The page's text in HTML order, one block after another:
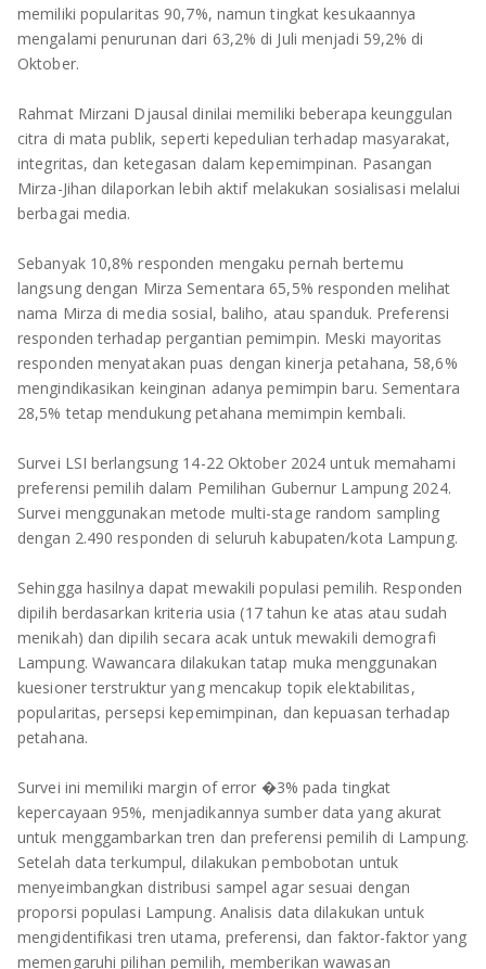
memiliki popularitas 90,7%, namun tingkat kesukaannya
mengalami penurunan dari 63,2% di Juli menjadi 59,2% di
Oktober.
Rahmat Mirzani Djausal dinilai memiliki beberapa keunggulan
citra di mata publik, seperti kepedulian terhadap masyarakat,
integritas, dan ketegasan dalam kepemimpinan. Pasangan
Mirza-Jihan dilaporkan lebih aktif melakukan sosialisasi melalui
berbagai media.
Sebanyak 10,8% responden mengaku pernah bertemu
langsung dengan Mirza Sementara 65,5% responden melihat
nama Mirza di media sosial, baliho, atau spanduk. Preferensi
responden terhadap pergantian pemimpin. Meski mayoritas
responden menyatakan puas dengan kinerja petahana, 58,6%
mengindikasikan keinginan adanya pemimpin baru. Sementara
28,5% tetap mendukung petahana memimpin kembali.
Survei LSI berlangsung 14-22 Oktober 2024 untuk memahami
preferensi pemilih dalam Pemilihan Gubernur Lampung 2024.
Survei menggunakan metode multi-stage random sampling
dengan 2.490 responden di seluruh kabupaten/kota Lampung.
Sehingga hasilnya dapat mewakili populasi pemilih. Responden
dipilih berdasarkan kriteria usia (17 tahun ke atas atau sudah
menikah) dan dipilih secara acak untuk mewakili demografi
Lampung. Wawancara dilakukan tatap muka menggunakan
kuesioner terstruktur yang mencakup topik elektabilitas,
popularitas, persepsi kepemimpinan, dan kepuasan terhadap
petahana.
Survei ini memiliki margin of error �3% pada tingkat
kepercayaan 95%, menjadikannya sumber data yang akurat
untuk menggambarkan tren dan preferensi pemilih di Lampung.
Setelah data terkumpul, dilakukan pembobotan untuk
menyeimbangkan distribusi sampel agar sesuai dengan
proporsi populasi Lampung. Analisis data dilakukan untuk
mengidentifikasi tren utama, preferensi, dan faktor-faktor yang
memengaruhi pilihan pemilih, memberikan wawasan